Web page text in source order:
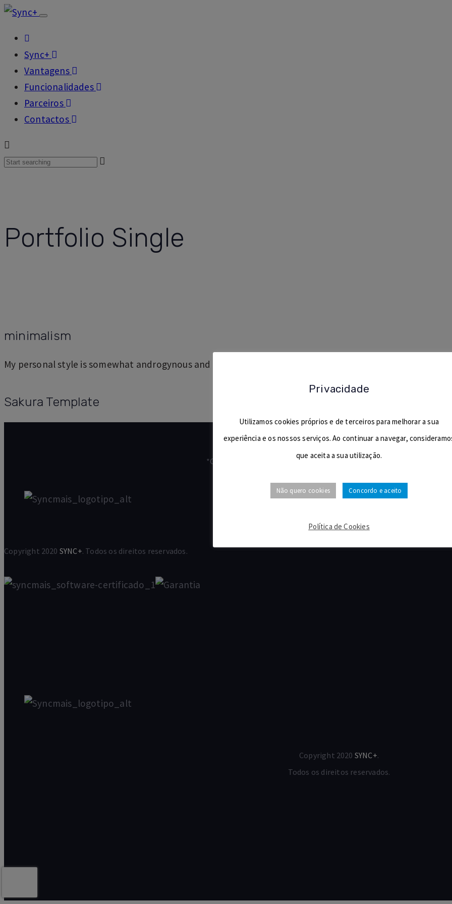
Skip
Skip
primary
navigation
Skip
content
Toggle
Sync+
Vantagens
Funcionalidades
Parceiros
Contactos
Portfolio Single
minimalism
My personal style is somewhat androgynous and simple.
Sakura Template
*Chamada para a rede fixa nacional (Decreto-Lei n.º 59/2021, de 14
Copyright 2020 SYNC+. Todos os direitos reservados.
Copyright 2020 SYNC+.
Todos os direitos reservados.
Privacidade
Utilizamos cookies próprios e de terceiros para melhorar a sua
experiência e os nossos serviços. Ao continuar a navegar,
que aceita a sua utilização.
Não quero cookies Concordo e aceito
Política de Cookies